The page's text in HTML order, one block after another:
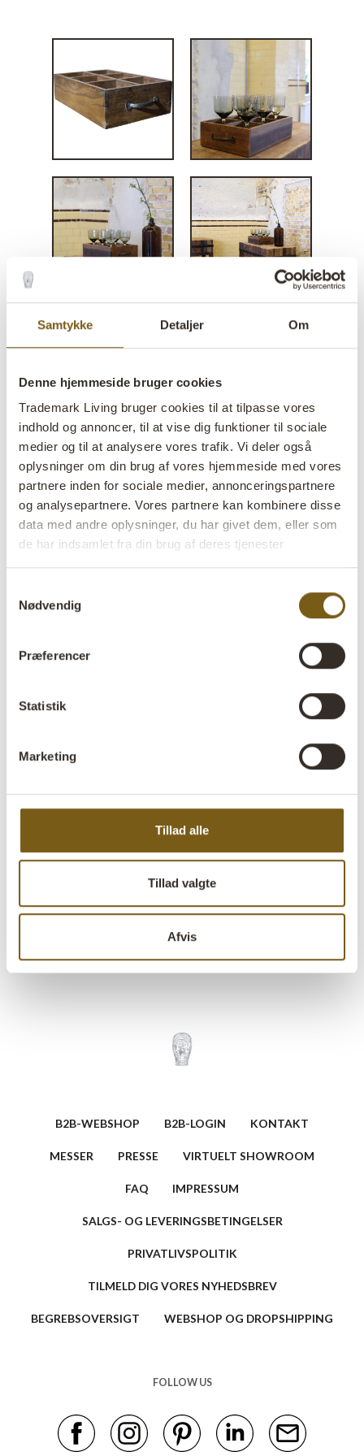
Samtykke Detaljer Om
Denne hjemmeside bruger cookies
Trademark Living bruger cookies til at tilpasse vores
indhold og annoncer, til at vise dig funktioner til sociale
medier og til at analysere vores trafik. Vi deler også
oplysninger om din brug af vores hjemmeside med vores
partnere inden for sociale medier, annonceringspartnere
og analysepartnere. Vores partnere kan kombinere disse
data med andre oplysninger, du har givet dem, eller som
de har indsamlet fra din brug af deres tjenester
Nødvendig
Præferencer
Statistik
Marketing
Tillad alle
Tillad valgte
Afvis
Kamal trækasse
lens På lager
Varenr: SG16376
Colli: 2 Stk
Farve: Natur
VIGTIGT hvert produkt er unik i farve og finish
Størrelse: H:10 cm W:37 cm D:24 cm
Find forhandler
Produktbeskrivelse
Denne robuste trækasse med seks praktiske rum og to
håndtag i metal er både funktionel og dekorativ.
til opbevaring af småting, olier eller kontorartikler og
rum giver god organisering og tilføjer samtidig et strejf
af rå charme til din indretning, hvad end det er i køkkenet,
kontoret eller restauranten.
B2B-WEBSHOP B2B-LOGIN KONTAKT
MESSER PRESSE VIRTUELT SHOWROOM
FAQ IMPRESSUM
SALGS- OG LEVERINGSBETINGELSER
PRIVATLIVSPOLITIK
TILMELD DIG VORES NYHEDSBREV
BEGREBSOVERSIGT WEBSHOP OG DROPSHIPPING
FOLLOW US